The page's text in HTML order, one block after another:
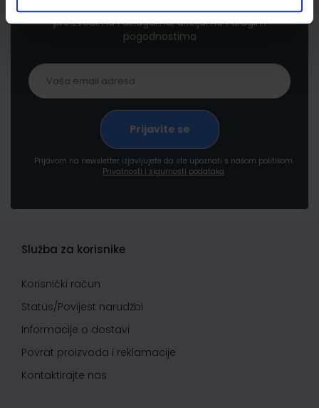
Prijavite se kako bi primali informacije o novim
proizvodima i uslugama, akcijama i drugim
pogodnostima
Prijavom na newsletter izjavljujete da ste upoznati s našom politikom
Privatnosti i sigurnosti podataka
Služba za korisnike
Korisnički račun
Status/Povijest narudžbi
Informacije o dostavi
Povrat proizvoda i reklamacije
Kontaktirajte nas